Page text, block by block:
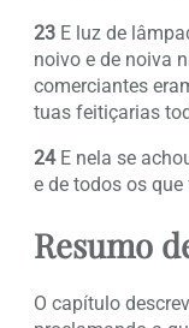
23 E luz de
noivo e de noiva
comerciantes
tuas feitiçarias
24E nela se
e de todos os
Resumo
O capítulo